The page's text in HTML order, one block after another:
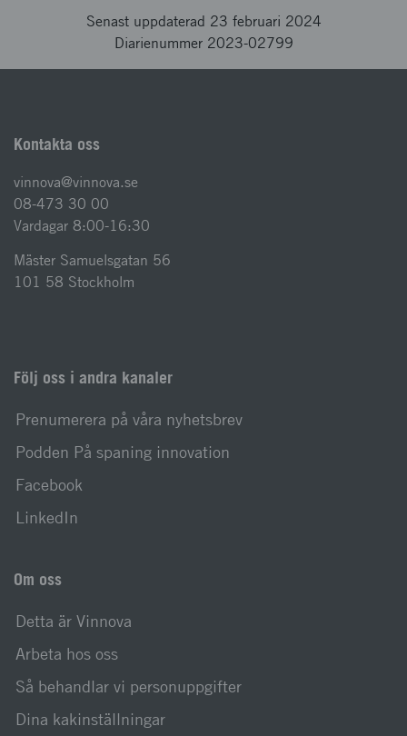
Senast uppdaterad 23 februari 2024
Diarienummer 2023-02799
Kontakta oss
vinnova@vinnova.se
08-473 30 00
Vardagar 8:00-16:30
Mäster Samuelsgatan 56
101 58 Stockholm
Följ oss i andra kanaler
Prenumerera på våra nyhetsbrev
Podden På spaning innovation
Facebook
LinkedIn
Om oss
Detta är Vinnova
Arbeta hos oss
Så behandlar vi personuppgifter
Dina kakinställningar